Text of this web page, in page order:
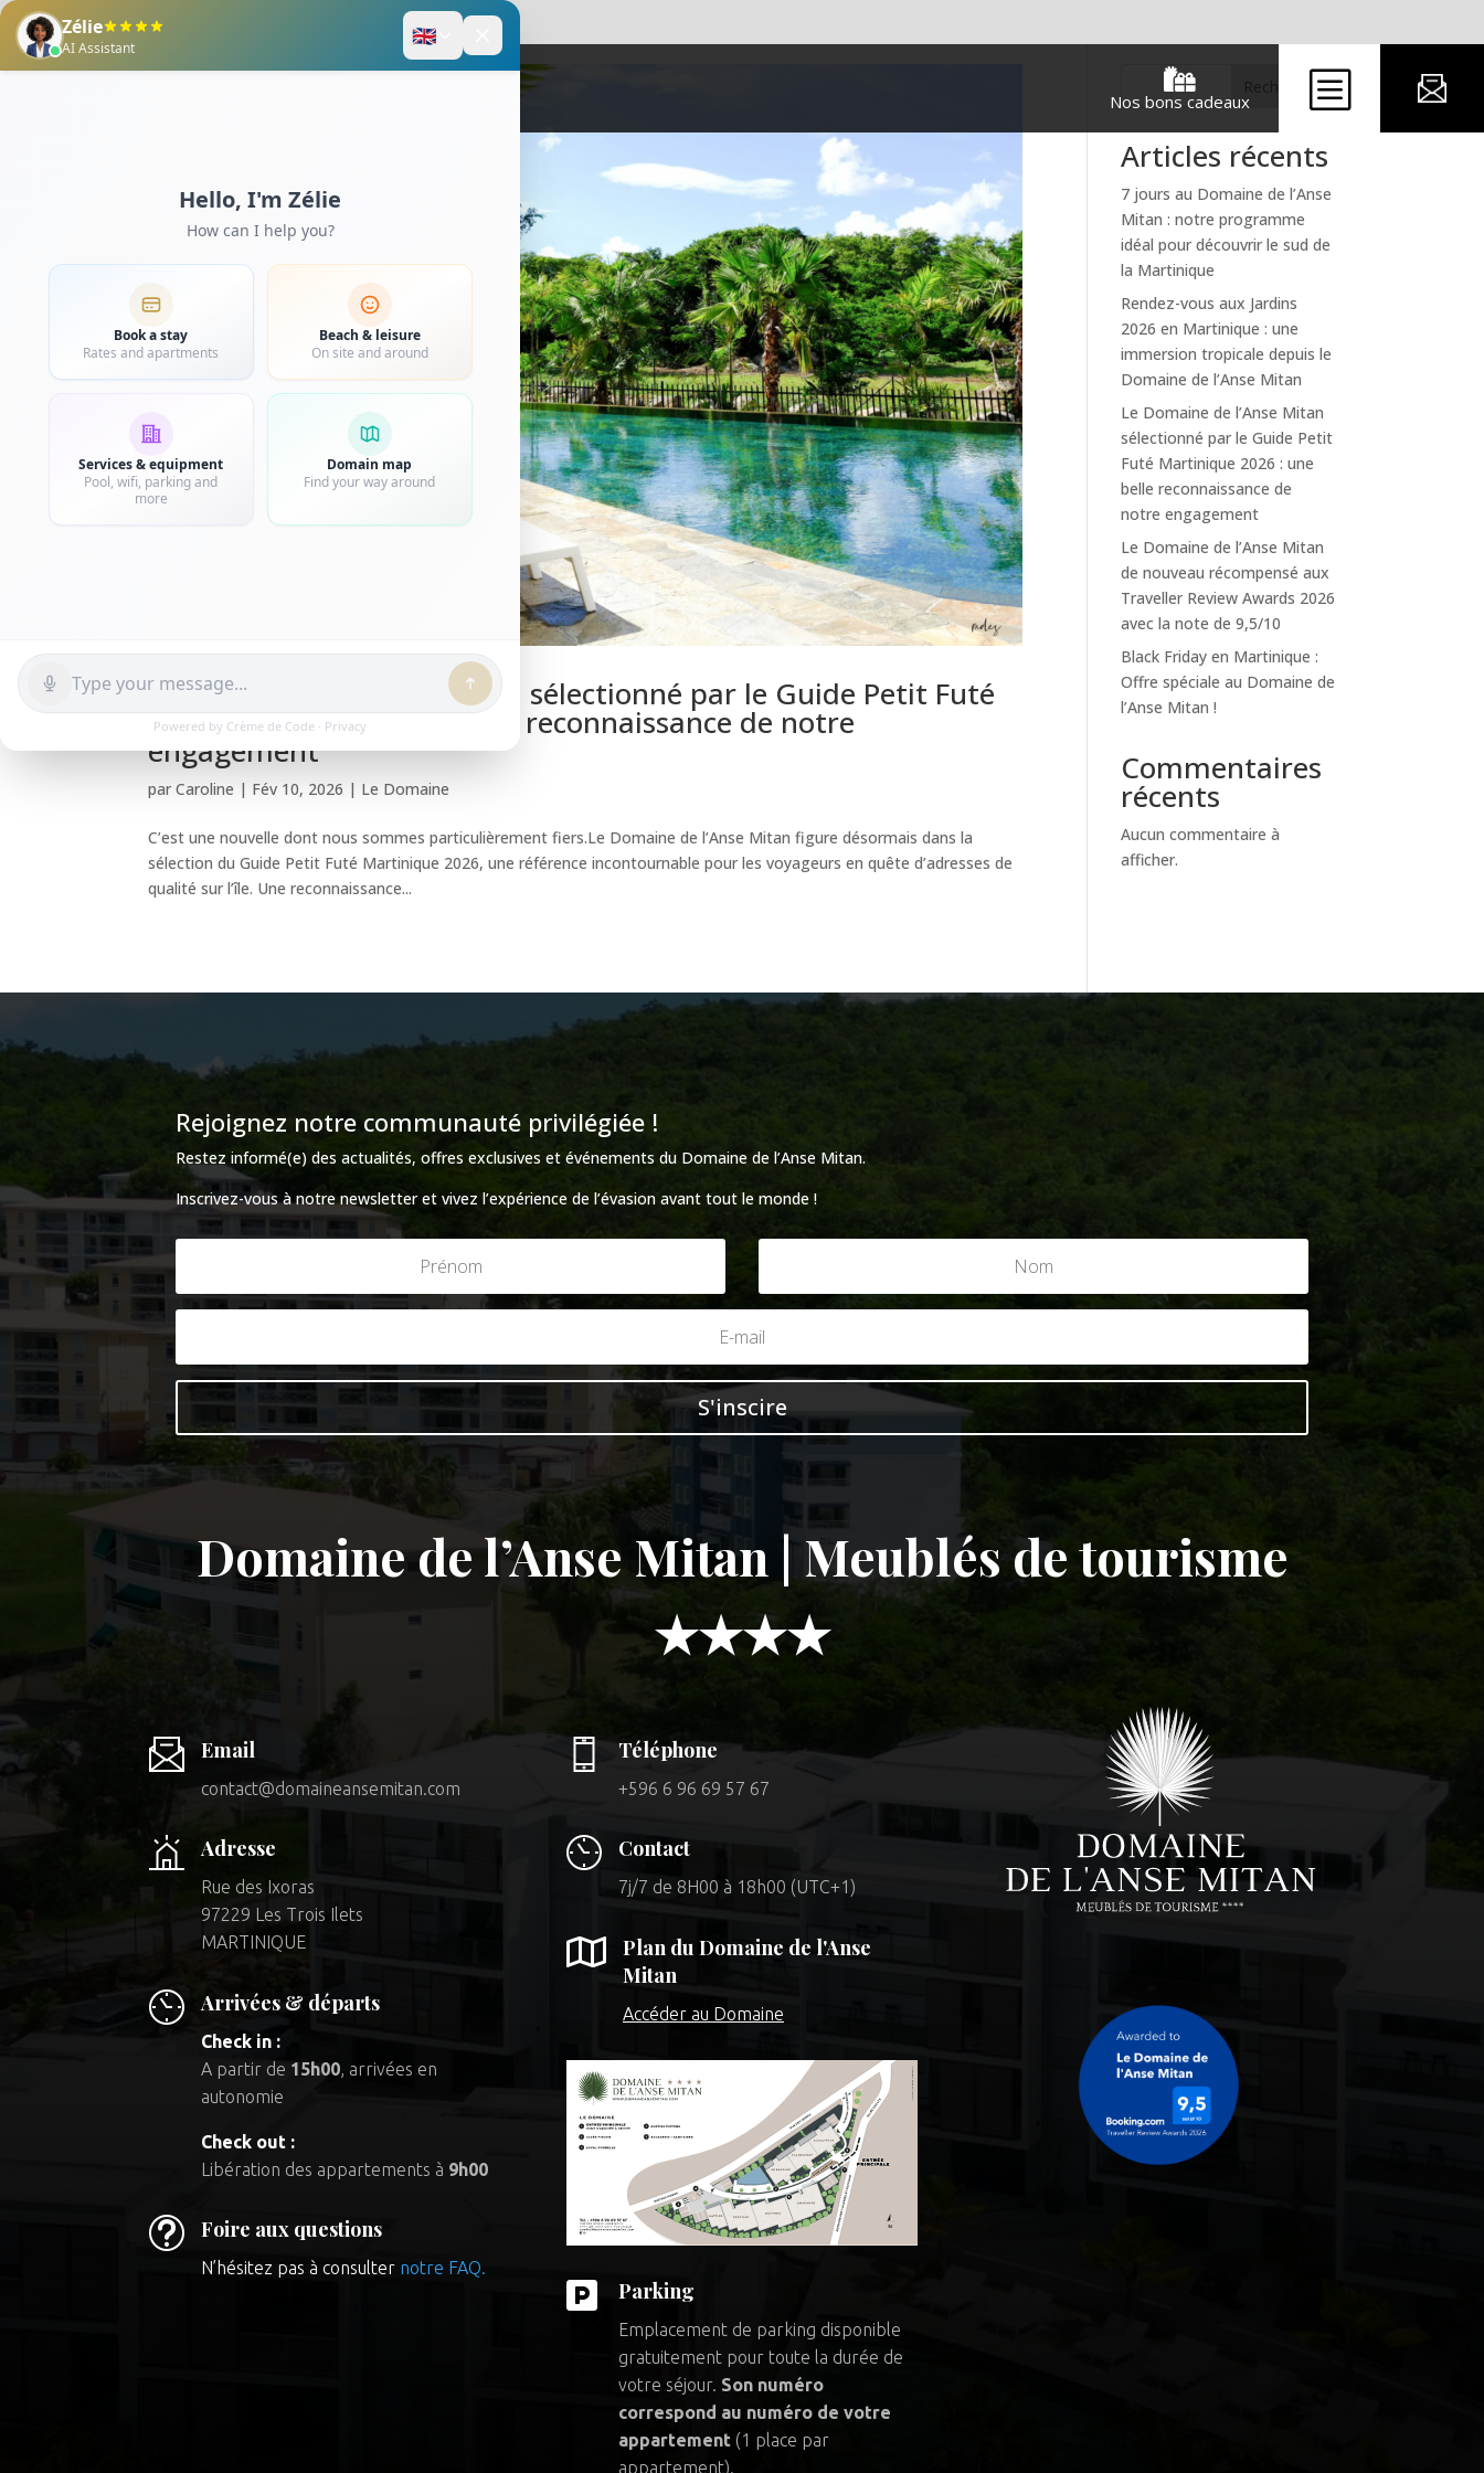
Enregistrez-vous

Nos bons cadeaux b
Le Domaine de l’Anse Mitan sélectionné par le Guide Petit Futé
Martinique 2026 : une belle reconnaissance de notre
engagement
parCaroline | Fév 10, 2026 | Le Domaine
C’est une nouvelle dont nous sommes particulièrement fiers.Le Domaine de l’Anse Mitan figure désormais dans la
sélection du Guide Petit Futé Martinique 2026, une référence incontournable pour les voyageurs en quête d’adresses de
qualité sur l’île. Une reconnaissance...
Rechercher
Articles récents
7 jours au Domaine de l’Anse
Mitan : notre programme
idéal pour découvrir le sud de
la Martinique
Rendez-vous aux Jardins
2026 en Martinique : une
immersion tropicale depuis le
Domaine de l’Anse Mitan
Le Domaine de l’Anse Mitan
sélectionné par le Guide Petit
Futé Martinique 2026 : une
belle reconnaissance de
notre engagement
Le Domaine de l’Anse Mitan
de nouveau récompensé aux
Traveller Review Awards 2026
avec la note de 9,5/10
Black Friday en Martinique :
Offre spéciale au Domaine de
l’Anse Mitan !
Commentaires
récents
Aucun commentaire à
afficher.
Rejoignez notre communauté privilégiée !
Restez informé(e) des actualités, offres exclusives et événements du Domaine de l’Anse Mitan.
Inscrivez-vous à notre newsletter et vivez l’expérience de l’évasion avant tout le monde !
S'inscire
Domaine de l’Anse Mitan | Meublés de tourisme
★★★★
Email
contact@domaineansemitan.com
Adresse
Rue des Ixoras
97229 Les Trois Ilets
MARTINIQUE
Arrivées & départs
Check in :
A partir de 15h00, arrivées en
autonomie
Check out :
Libération des appartements à 9h00
t Foire aux questions
N’hésitez pas à consulter notre FAQ.
Téléphone
+596 6 96 69 57 67
Contact
7j/7 de 8H00 à 18h00 (UTC+1)

Plan du Domaine de l'Anse
Mitan
Accéder au Domaine
 Parking
Emplacement de parking disponible
gratuitement pour toute la durée de
votre séjour. Son numéro
correspond au numéro de votre
appartement(1 place par
appartement).